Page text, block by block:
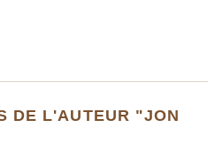
DE L'AUTEUR "JON